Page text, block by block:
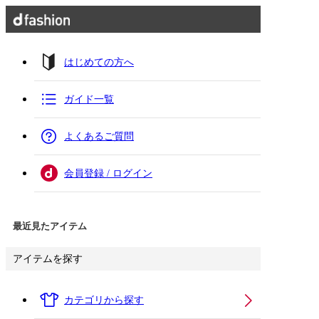
はじめての方へ
ガイド一覧
よくあるご質問
会員登録 / ログイン
最近見たアイテム
アイテムを探す
カテゴリから探す